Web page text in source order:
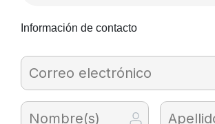
Información de contacto